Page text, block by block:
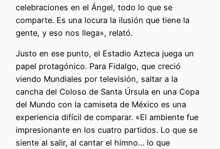
celebraciones en el Ángel, todo lo que se
comparte. Es una locura la ilusión que tiene la
gente, y eso nos llega», relató.
Justo en ese punto, el Estadio Azteca juega un
papel protagónico. Para Fidalgo, que creció
viendo Mundiales por televisión, saltar a la
cancha del Coloso de Santa Úrsula en una Copa
del Mundo con la camiseta de México es una
experiencia difícil de comparar. «El ambiente fue
impresionante en los cuatro partidos. Lo que se
siente al salir, al cantar el himno… lo que